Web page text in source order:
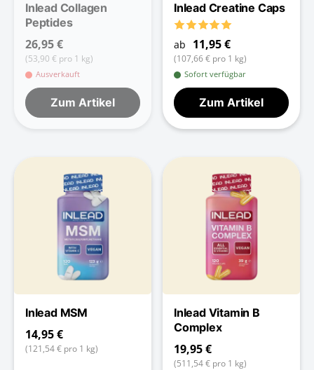
Inlead Collagen
Peptides
26,95 €
(53,90 € pro 1 kg)
Ausverkauft
Zum Artikel
Inlead Creatine Caps
ab 11,95 €
(107,66 € pro 1 kg)
Sofort verfügbar
Zum Artikel
Inlead MSM
14,95 €
(121,54 € pro 1 kg)
Inlead Vitamin B
Complex
19,95 €
(511,54 € pro 1 kg)